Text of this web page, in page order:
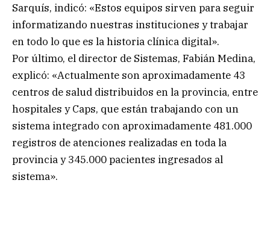
Sarquís, indicó: «Estos equipos sirven para seguir
informatizando nuestras instituciones y trabajar
en todo lo que es la historia clínica digital».
Por último, el director de Sistemas, Fabián Medina,
explicó: «Actualmente son aproximadamente 43
centros de salud distribuidos en la provincia, entre
hospitales y Caps, que están trabajando con un
sistema integrado con aproximadamente 481.000
registros de atenciones realizadas en toda la
provincia y 345.000 pacientes ingresados al
sistema».